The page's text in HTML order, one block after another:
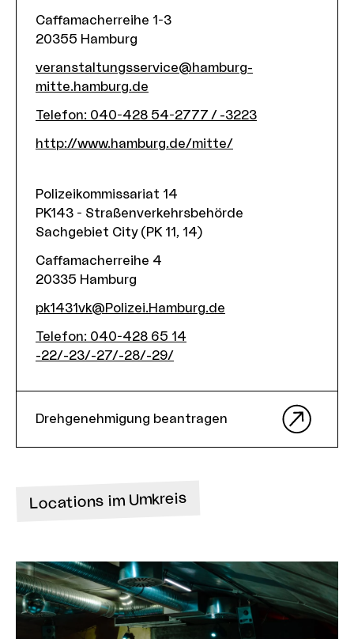
Caffamacherreihe 1-3
20355 Hamburg
veranstaltungsservice@hamburg-
mitte.hamburg.de
Telefon: 040-428 54-2777 / -3223
http://www.hamburg.de/mitte/
Polizeikommissariat 14
PK143 - Straßenverkehrsbehörde
Sachgebiet City (PK 11, 14)
Caffamacherreihe 4
20335 Hamburg
pk1431vk@Polizei.Hamburg.de
Telefon: 040-428 65 14
-22/-23/-27/-28/-29/
Drehgenehmigung beantragen
Locations im Umkreis